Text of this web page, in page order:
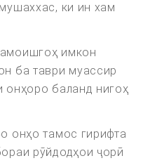
ки ин хам
имкон
ба таври муассир
онҳоро баланд нигоҳ
онҳо тамос гирифта
рӯйдодҳои ҷорӣ